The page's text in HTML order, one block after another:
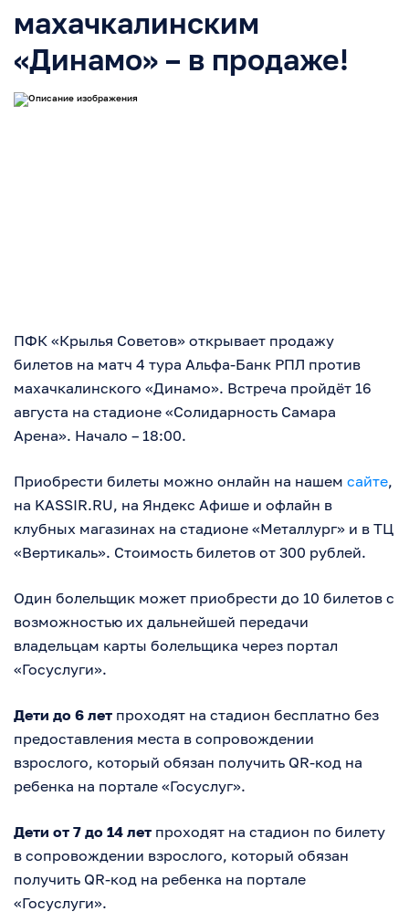
махачкалинским
«Динамо» – в продаже!
ПФК «Крылья Советов» открывает продажу
билетов на матч 4 тура Альфа-Банк РПЛ против
махачкалинского «Динамо». Встреча пройдёт 16
августа на стадионе «Солидарность Самара
Арена». Начало – 18:00.
Приобрести билеты можно онлайн на нашем сайте,
на KASSIR.RU, на Яндекс Афише и офлайн в
клубных магазинах на стадионе «Металлург» и в ТЦ
«Вертикаль». Стоимость билетов от 300 рублей.
Один болельщик может приобрести до 10 билетов с
возможностью их дальнейшей передачи
владельцам карты болельщика через портал
«Госуслуги».
Дети до 6 лет проходят на стадион бесплатно без
предоставления места в сопровождении
взрослого, который обязан получить QR-код на
ребенка на портале «Госуслуг».
Дети от 7 до 14 лет проходят на стадион по билету
в сопровождении взрослого, который обязан
получить QR-код на ребенка на портале
«Госуслуги».